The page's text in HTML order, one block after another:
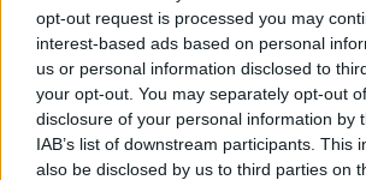
opt-out request is processed you may
interest-based ads based on personal
us or personal information disclosed to
your opt-out. You may separately opt-out
disclosure of your personal information by
IAB’s list of downstream participants. This
also be disclosed by us to third parties on
Παροχές
Was dich bei uns erwartet:
Attraktives Monatsgehalt
Ungedeckelte Provisionen
Anwesenheitsprämie